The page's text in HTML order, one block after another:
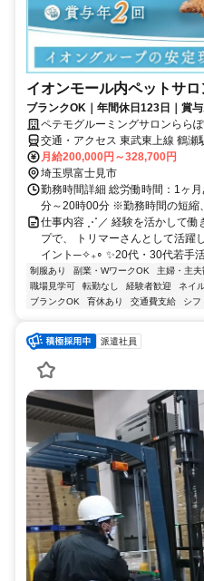
イオンモール内ペットサ
ブランクOK｜年間休日123日｜賞
ペテモグルーミングサロンらら
交通・アクセス 東武東上線 鶴瀬
月給200,000円～328,700円
埼玉県富士見市
勤務時間詳細 総労働時間：1ヶ
分～20時00分 ※勤務時間の短縮
仕事内容 ⋰／ 経験を活かして働
プで、 トリマーさんとして活
イント─✧₊∘ ✨️20代・30代若手
制服あり 副業・WワークOK 主婦・主夫
職場見学可
転勤なし 経験者歓迎 ネイ
ブランクOK
育休あり 交通費支給 シフ
派遣社員